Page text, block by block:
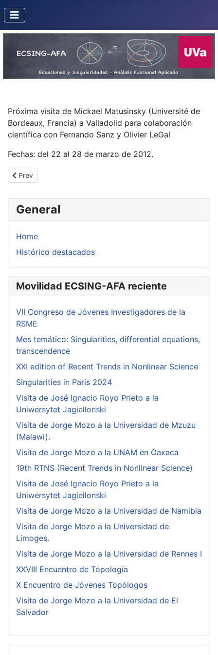
General
Home
Histórico destacados
Movilidad ECSING-AFA reciente
VII Congreso de Jóvenes Investigadores de la
RSME
Mes temático: Singularities, differential equations,
transcendence
XXI edition of Recent Trends in Nonlinear Science
Singularities in Paris 2024
Visita de José Ignacio Royo Prieto a la
Uniwersytet Jagiellonski
Visita de Jorge Mozo a la Universidad de Mzuzu
(Malawi).
Visita de Jorge Mozo a la UNAM en Oaxaca
19th RTNS (Recent Trends in Nonlinear Science)
Visita de José Ignacio Royo Prieto a la
Uniwersytet Jagiellonski
Visita de Jorge Mozo a la Universidad de Namibia
Visita de Jorge Mozo a la Universidad de
Limoges.
Visita de Jorge Mozo a la Universidad de Rennes I
XXVIII Encuentro de Topología
X Encuentro de Jóvenes Topólogos
Visita de Jorge Mozo a la Universidad de El
Salvador
Próxima visita de Mickael Matusinsky (Université de
Bordeaux, Francia) a Valladolid para colaboración
científica con Fernando Sanz y Olivier LeGal
Fechas: del 22 al 28 de marzo de 2012.
Previous article: Rogèrio Mol
Prev